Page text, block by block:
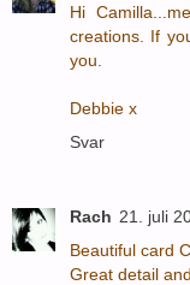
Hi
creations. If
you.
Debbie x
Svar
Rach 21. juli
Beautiful card
Great detail